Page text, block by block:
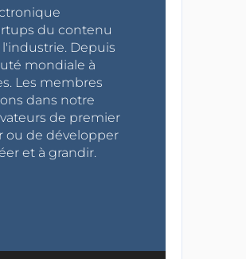
du contenu
Depuis
mondiale à
Les membres
dans notre
de premier
ou de développer
et à grandir.